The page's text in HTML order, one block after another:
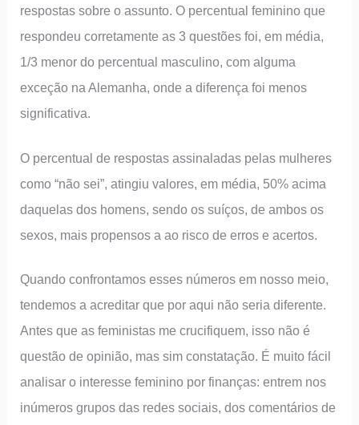
respostas sobre o assunto. O percentual feminino que
respondeu corretamente as 3 questões foi, em média,
1/3 menor do percentual masculino, com alguma
exceção na Alemanha, onde a diferença foi menos
significativa.
O percentual de respostas assinaladas pelas mulheres
como “não sei”, atingiu valores, em média, 50% acima
daquelas dos homens, sendo os suíços, de ambos os
sexos, mais propensos a ao risco de erros e acertos.
Quando confrontamos esses números em nosso meio,
tendemos a acreditar que por aqui não seria diferente.
Antes que as feministas me crucifiquem, isso não é
questão de opinião, mas sim constatação. É muito fácil
analisar o interesse feminino por finanças: entrem nos
inúmeros grupos das redes sociais, dos comentários de